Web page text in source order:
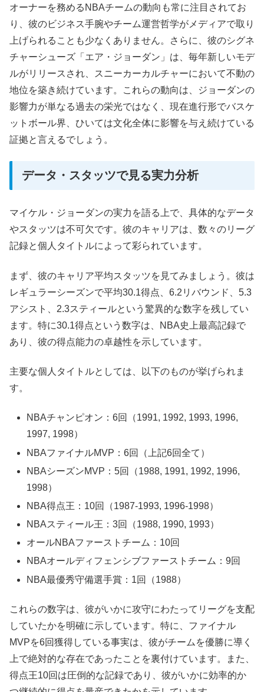
オーナーを務めるNBAチームの動向も常に注目されてお
り、彼のビジネス手腕やチーム運営哲学がメディアで取り
上げられることも少なくありません。さらに、彼のシグネ
チャーシューズ「エア・ジョーダン」は、毎年新しいモデ
ルがリリースされ、スニーカーカルチャーにおいて不動の
地位を築き続けています。これらの動向は、ジョーダンの
影響力が単なる過去の栄光ではなく、現在進行形でバスケ
ットボール界、ひいては文化全体に影響を与え続けている
証拠と言えるでしょう。
データ・スタッツで見る実力分析
マイケル・ジョーダンの実力を語る上で、具体的なデータ
やスタッツは不可欠です。彼のキャリアは、数々のリーグ
記録と個人タイトルによって彩られています。
まず、彼のキャリア平均スタッツを見てみましょう。彼は
レギュラーシーズンで平均30.1得点、6.2リバウンド、5.3
アシスト、2.3スティールという驚異的な数字を残してい
ます。特に30.1得点という数字は、NBA史上最高記録で
あり、彼の得点能力の卓越性を示しています。
主要な個人タイトルとしては、以下のものが挙げられま
す。
NBAチャンピオン：6回（1991, 1992, 1993, 1996,
1997, 1998）
NBAファイナルMVP：6回（上記6回全て）
NBAシーズンMVP：5回（1988, 1991, 1992, 1996,
1998）
NBA得点王：10回（1987-1993, 1996-1998）
NBAスティール王：3回（1988, 1990, 1993）
オールNBAファーストチーム：10回
NBAオールディフェンシブファーストチーム：9回
NBA最優秀守備選手賞：1回（1988）
これらの数字は、彼がいかに攻守にわたってリーグを支配
していたかを明確に示しています。特に、ファイナル
MVPを6回獲得している事実は、彼がチームを優勝に導く
上で絶対的な存在であったことを裏付けています。また、
得点王10回は圧倒的な記録であり、彼がいかに効率的か